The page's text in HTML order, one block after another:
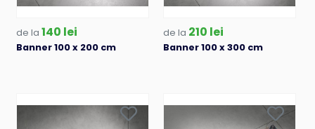
de la 140 lei
Banner 100 x 200 cm
de la 210 lei
Banner 100 x 300 cm